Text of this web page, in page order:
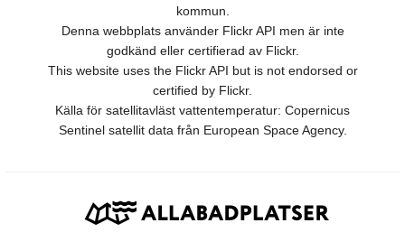
kommun.
Denna webbplats använder Flickr API men är inte
godkänd eller certifierad av Flickr.
This website uses the Flickr API but is not endorsed or
certified by Flickr.
Källa för satellitavläst vattentemperatur: Copernicus
Sentinel satellit data från European Space Agency.